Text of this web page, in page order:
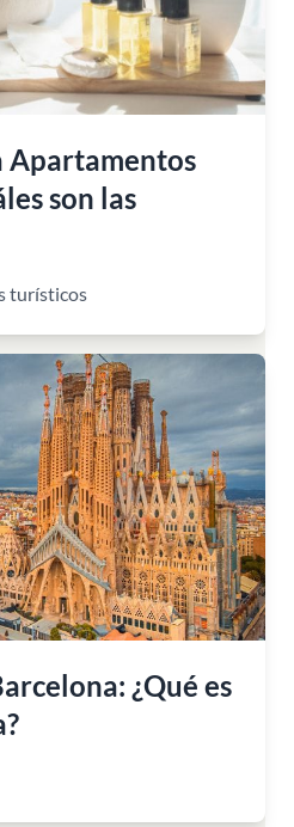
Apartamentos
son las
turísticos
¿Qué es